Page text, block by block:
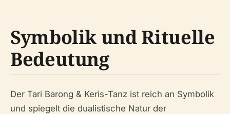
Symbolik und Rituelle
Bedeutung
Der Tari Barong & Keris-Tanz ist reich an Symbolik
und spiegelt die dualistische Natur der